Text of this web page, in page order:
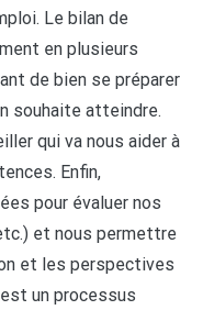
Le bilan de
en plusieurs
de bien se préparer
souhaite atteindre.
qui va nous aider à
Enfin,
pour évaluer nos
et nous permettre
et les perspectives
un processus